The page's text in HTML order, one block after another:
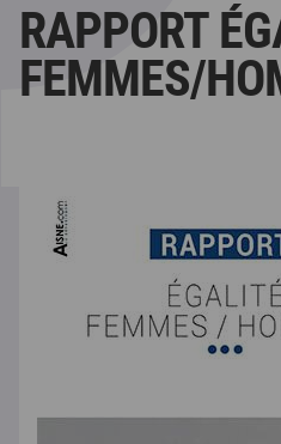
RAPPORT
FEMMES/